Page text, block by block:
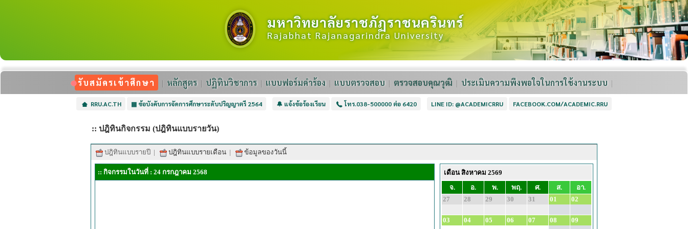
มหาวิทยาลัยราชภัฏราชนครินทร์
Rajabhat Rajanagarindra University
รับสมัครเข้าศึกษา หลักสูตร ปฏิทินวิชาการ แบบฟอร์มคำร้อง แบบตรวจสอบ ตรวจสอบคุณวุฒิ ประเมินความพึงพอใจในการใช้งานระบบ
RRU.AC.TH ▦ ข้อบังคับการจัดการศึกษาระดับปริญญาตรี 2564 🔔 แจ้งข้อร้องเรียน โทร.038-500000 ต่อ 6420 LINE ID: @ACADEMICRRU FACEBOOK.COM/ACADEMIC.RRU
:: ปฎิทินกิจกรรม (ปฎิทินแบบรายวัน)
ปฎิทินแบบรายปี | ปฎิทินแบบรายเดือน | ข้อมูลของวันนี้
:: กิจกรรมในวันที่ : 24 กรกฎาคม 2568
เดือน สิงหาคม 2569
จ.
อ. พ. พฤ. ศ. ส.
อา.
27
28 29 30 31 01 02
03 04 05 06 07 08 09